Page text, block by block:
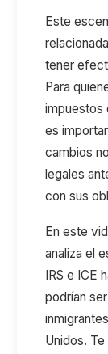
Este
tener
Para
impuestos
es
cambios
legales
con sus
En este
analiza el
IRS e ICE
podrían
Unidos.